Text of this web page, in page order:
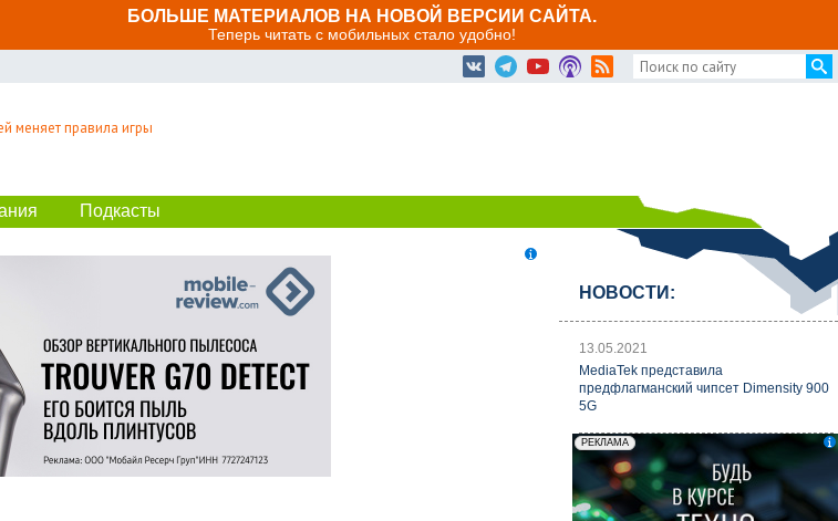
БОЛЬШЕ МАТЕРИАЛОВ НА НОВОЙ ВЕРСИИ САЙТА.
Теперь читать с мобильных стало удобно!
меняет правила игры
Подкасты
НОВОСТИ:
13.05.2021
MediaTek представила
предфлагманский чипсет Dimensity 900
5G